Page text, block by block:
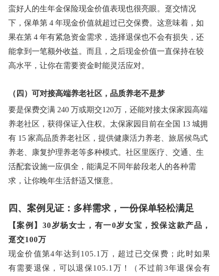
蛮好人的生年金保险现金价值表现也很亮眼。趸交情况
下，保单第 4 年现金价值就超过已交保费。这意味着，如
果在第 4 年有紧急资金需求，选择退保也不会有损失，还
能拿到一笔额外收益。而且，之后现金价值一直保持在较
高水平，让你在需要资金时能灵活应对。
（四）可对接高端养老社区，品质养老不是梦
要是保费交满 240 万或期交120万，还能对接太保家园高端
养老社区，获得保证入住权。太保家园目前在全国 13 城拥
有 15 家高品质养老社区，提供健康活力养老、旅居候鸟式
养老、康复护理养老等多种模式。社区里医疗、交通、生
活配套设施一应俱全，能满足不同年龄段老人的各种需
求，让你晚年生活舒适又惬意。
四、案例见证：多样需求，一份保单轻松满足
【案例】30岁杨女士，有一0岁女宝，投保这款产品，
趸交100万
现金价值第4年达到105.1万，超过已交保费；此时如果
有需要退保，可以退保105.1万！（不过前3年退保会有